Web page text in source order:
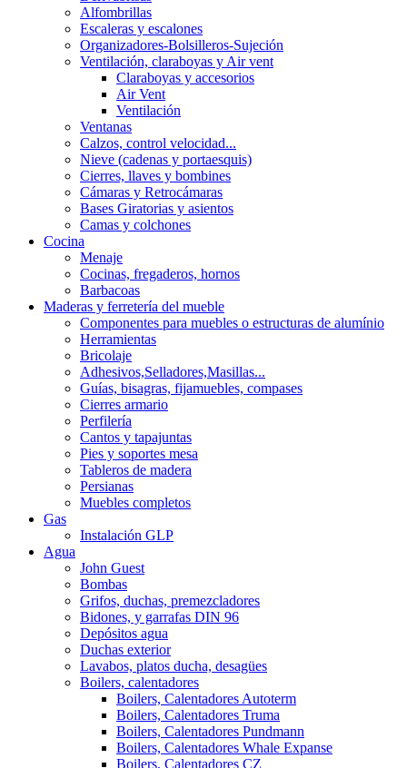
Alfombrillas
Escaleras y escalones
Organizadores-Bolsilleros-Sujeción
Ventilación, claraboyas y Air vent
Claraboyas y accesorios
Air Vent
Ventilación
Ventanas
Calzos, control velocidad...
Nieve (cadenas y portaesquis)
Cierres, llaves y bombines
Cámaras y Retrocámaras
Bases Giratorias y asientos
Camas y colchones
Cocina
Menaje
Cocinas, fregaderos, hornos
Barbacoas
Maderas y ferretería del mueble
Componentes para muebles o estructuras de alumínio
Herramientas
Bricolaje
Adhesivos,Selladores,Masillas...
Guías, bisagras, fijamuebles, compases
Cierres armario
Perfilería
Cantos y tapajuntas
Pies y soportes mesa
Tableros de madera
Persianas
Muebles completos
Gas
Instalación GLP
Agua
John Guest
Bombas
Grifos, duchas, premezcladores
Bidones, y garrafas DIN 96
Depósitos agua
Duchas exterior
Lavabos, platos ducha, desagües
Boilers, calentadores
Boilers, Calentadores Autoterm
Boilers, Calentadores Truma
Boilers, Calentadores Pundmann
Boilers, Calentadores Whale Expanse
Boilers, Calentadores CZ